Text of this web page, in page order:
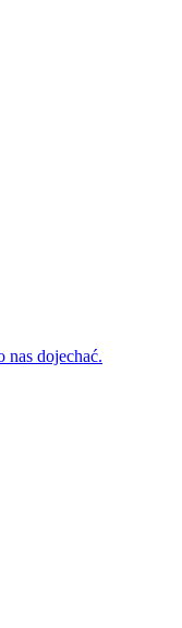
nas dojechać.